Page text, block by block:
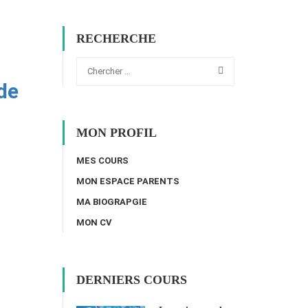
RECHERCHE
MON PROFIL
MES COURS
MON ESPACE PARENTS
MA BIOGRAPGIE
MON CV
DERNIERS COURS